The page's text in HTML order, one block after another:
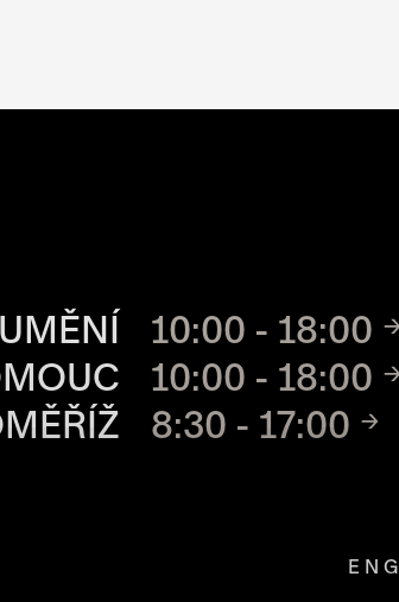
MÍST
10:00 - 18:00
10:00 - 18:00
8:30 - 17:00